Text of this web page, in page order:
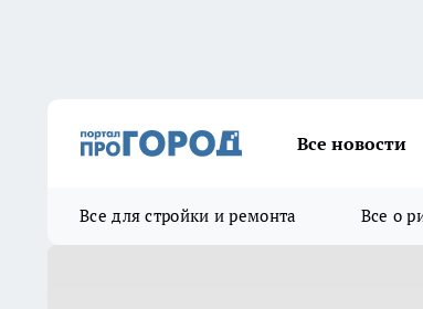
Все новости
Все для стройки и ремонта Все о